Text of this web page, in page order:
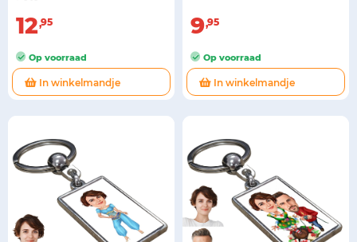
12 95
Op voorraad
In winkelmandje
9 95
Op voorraad
In winkelmandje